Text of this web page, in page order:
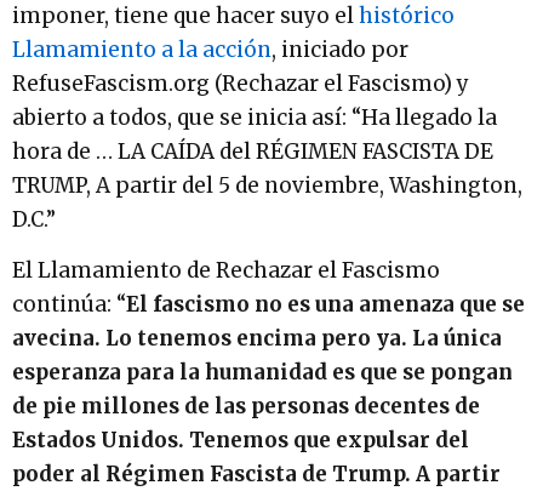
imponer, tiene que hacer suyo elhistórico
Llamamiento a la acción, iniciado por
RefuseFascism.org (Rechazar el Fascismo) y
abierto a todos, que se inicia así: “Ha llegado la
hora de … LA CAÍDA del RÉGIMEN FASCISTA DE
TRUMP, A partir del 5 de noviembre, Washington,
D.C.”
El Llamamiento de Rechazar el Fascismo
continúa: “El fascismo no es una amenaza que se
avecina. Lo tenemos encima pero ya. La única
esperanza para la humanidad es que se pongan
de pie millones de las personas decentes de
Estados Unidos. Tenemos que expulsar del
poder al Régimen Fascista de Trump. A partir